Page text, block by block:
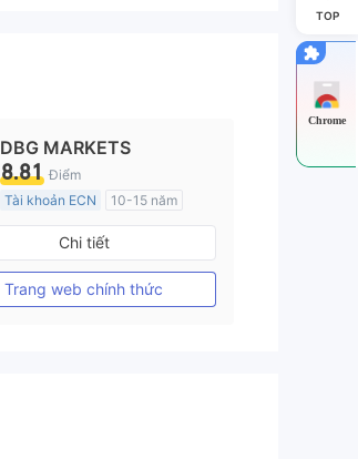
DBG MARKETS
8.81 Điểm
Tài khoản ECN
10-15 năm
Đăng ký tại Nước Úc
MT4 Chính thức
Chi tiết
Trang web chính thức
TOP
Chrome